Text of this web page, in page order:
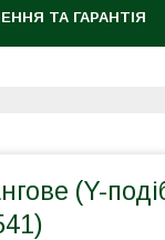
ТА ГАРАНТІЯ
(Y-